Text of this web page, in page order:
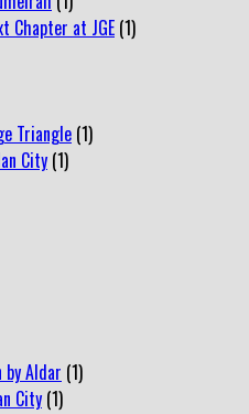
Chapter at JGE (1)
Triangle (1)
City (1)
Aldar (1)
City (1)